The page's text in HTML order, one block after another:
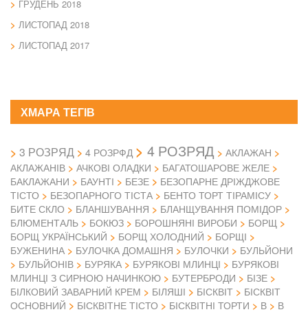
ГРУДЕНЬ 2018
ЛИСТОПАД 2018
ЛИСТОПАД 2017
ХМАРА ТЕГІВ
3 РОЗРЯД 4 РОЗРФД 4 РОЗРЯД
АКЛАЖАН
АКЛАЖАНІВ
АЧКОВІ ОЛАДКИ
БАГАТОШАРОВЕ ЖЕЛЕ
БАКЛАЖАНИ
БАУНТІ БЕЗЕ
БЕЗОПАРНЕ ДРІЖДЖОВЕ
ТІСТО
БЕЗОПАРНОГО ТІСТА
БЕНТО ТОРТ ТІРАМІСУ
БИТЕ СКЛО
БЛАНШУВАННЯ
БЛАНЩУВАННЯ ПОМІДОР
БЛЮМЕНТАЛЬ
БОКЮЗ БОРОШНЯНІ ВИРОБИ
БОРЩ
БОРЩ УКРАЇНСЬКИЙ
БОРЩ ХОЛОДНИЙ
БОРЩІ
БУЖЕНИНА
БУЛОЧКА ДОМАШНЯ БУЛОЧКИ
БУЛЬЙОНИ
БУЛЬЙОНІВ
БУРЯКА БУРЯКОВІ МЛИНЦІ
БУРЯКОВІ
МЛИНЦІ З СИРНОЮ НАЧИНКОЮ
БУТЕРБРОДИ
БІЗЕ
БІЛКОВИЙ ЗАВАРНИЙ КРЕМ
БІЛЯШІ БІСКВІТ
БІСКВІТ
ОСНОВНИЙ
БІСКВІТНЕ ТІСТО БІСКВІТНІ ТОРТИ В
В